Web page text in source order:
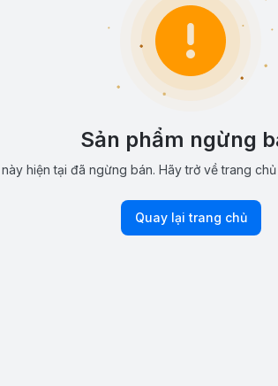
Sản phẩm ngừng
hiện tại đã ngừng bán. Hãy trở về trang
Quay lại trang chủ